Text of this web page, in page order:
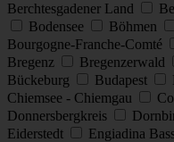
Berchtesgadener Land
Bodensee
Böhmen
Bourgogne-Franche-Comté
Bregenz
Bregenzerwald
Bückeburg
Budapest
Chiemsee - Chiemgau
Donnersbergkreis
Eiderstedt
Engiadina